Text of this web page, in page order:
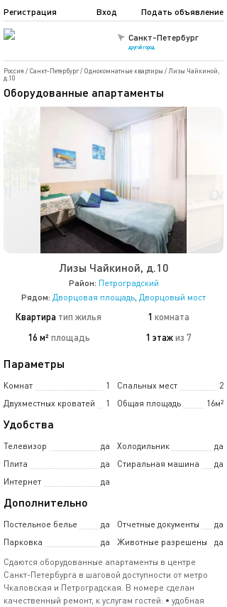
Санкт-Петербург
другой город
Подать объявление
Регистрация Вход
Россия / Санкт-Петербург/ Однокомнатные квартиры / Лизы Чайкиной,
д.10
Оборудованные апартаменты
Лизы Чайкиной, д.10
Район: Петроградский
Рядом: Дворцовая площадь, Дворцовый мост
Квартира тип жилья 1 комната
16 м² площадь 1 этажиз 7
Параметры
Комнат 1 Спальных мест
2
Двухместных кроватей
1 Общая площадь 16м²
Удобства
Телевизор да Холодильник
да
Плита
да Стиральная машина
да
Интернет
да
Дополнительно
Постельное белье да Отчетные документы
да
Парковка
да Животные разрешены
да
Сдаются оборудованные апартаменты в центре
Санкт-Петербурга в шаговой доступности от метро
Чкаловская и Петроградская. В номере сделан
качественный ремонт, к услугам гостей: • удобная